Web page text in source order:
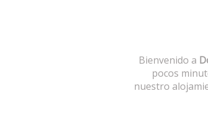
Bienvenido a
pocos
nuestro